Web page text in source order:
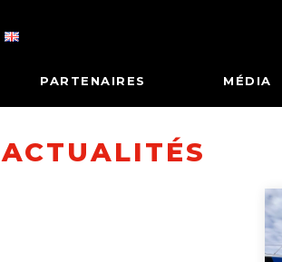
PARTENAIRES MÉDIA
ACTUALITÉS